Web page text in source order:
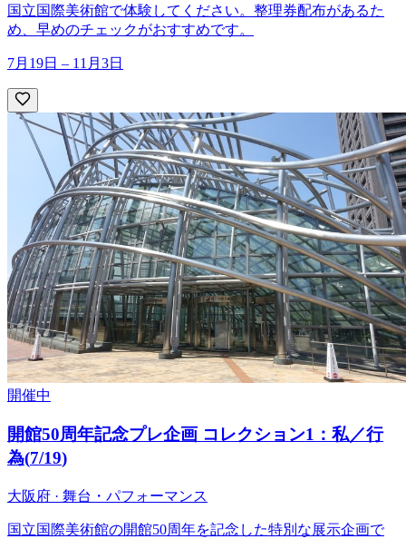
国立国際美術館で体験してください。整理券配布があるた
め、早めのチェックがおすすめです。
7月19日 – 11月3日
開催中
開館50周年記念プレ企画 コレクション1：私／行
為(7/19)
大阪府 · 舞台・パフォーマンス
国立国際美術館の開館50周年を記念した特別な展示企画で